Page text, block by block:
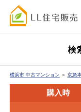
検
横浜市 中古マンション ＞ 京急
購入時